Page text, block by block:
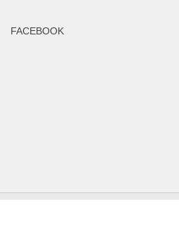
FACEBOOK